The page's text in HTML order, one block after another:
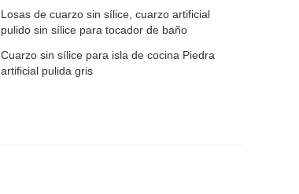
Losas de cuarzo sin sílice, cuarzo artificial
pulido sin sílice para tocador de baño
Cuarzo sin sílice para isla de cocina Piedra
artificial pulida gris